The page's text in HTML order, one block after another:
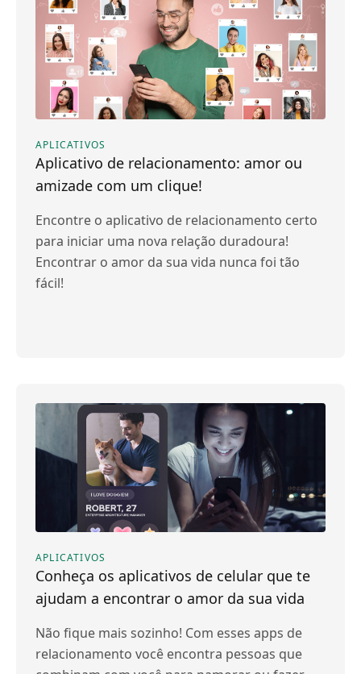
APLICATIVOS
Aplicativo de relacionamento: amor ou
amizade com um clique!
Encontre o aplicativo de relacionamento certo
para iniciar uma nova relação duradoura!
Encontrar o amor da sua vida nunca foi tão
fácil!
APLICATIVOS
Conheça os aplicativos de celular que te
ajudam a encontrar o amor da sua vida
Não fique mais sozinho! Com esses apps de
relacionamento você encontra pessoas que